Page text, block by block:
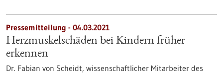
Pressemitteilung - 04.03.2021
Herzmuskelschäden bei Kindern früher
erkennen
Dr. Fabian von Scheidt, wissenschaftlicher Mitarbeiter des